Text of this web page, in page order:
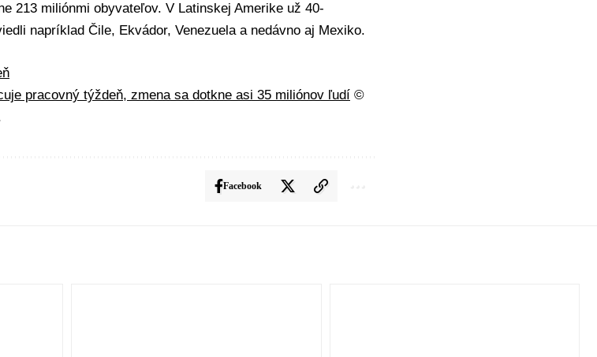
213 miliónmi obyvateľov. V Latinskej Amerike už 40-
napríklad Čile, Ekvádor, Venezuela a nedávno aj Mexiko.
pracovný týždeň, zmena sa dotkne asi 35 miliónov ľudí ©
Facebook